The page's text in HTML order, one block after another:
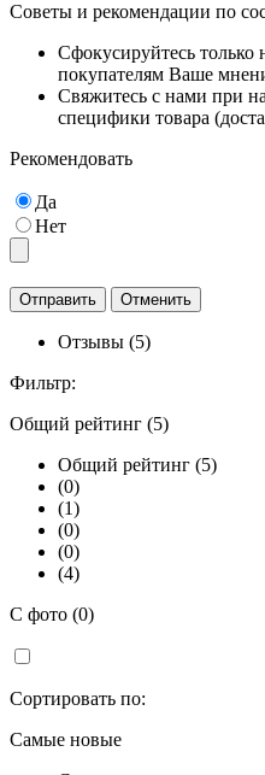
Советы и рекомендации по
Сфокусируйтесь только
покупателям Ваше
Свяжитесь с нами при
специфики товара
Рекомендовать
Да
Нет
Отзывы (5)
Фильтр:
Общий рейтинг (5)
Общий рейтинг (5)
(0)
(1)
(0)
(0)
(4)
С фото (0)
Сортировать по:
Самые новые